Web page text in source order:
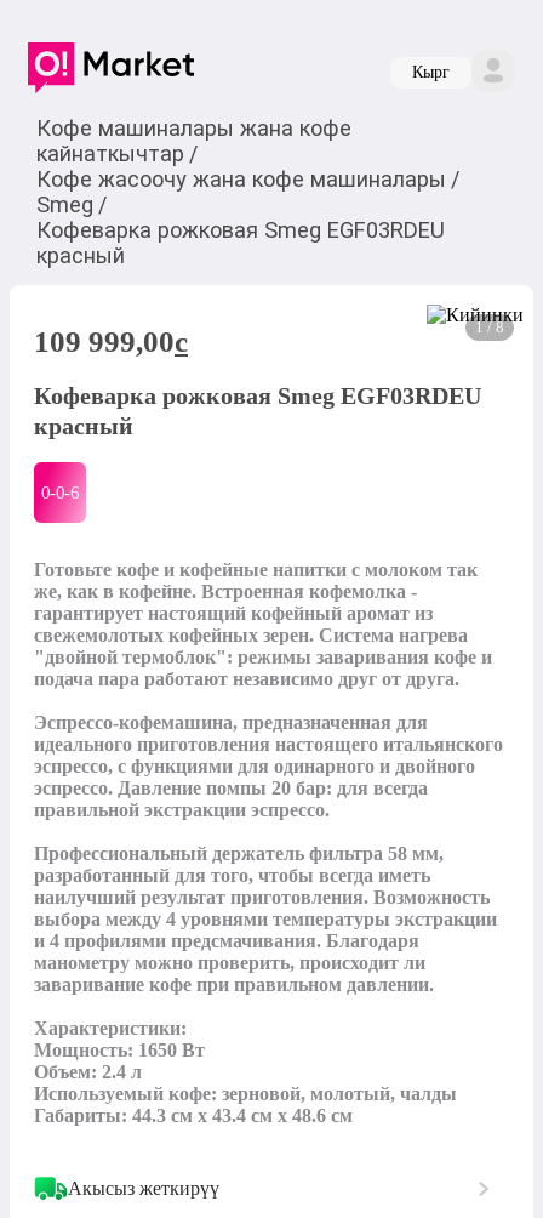
Кырг
Кофе машиналары жана кофе
кайнаткычтар /
Кофе жасоочу жана кофе машиналары /
Smeg /
Кофеварка рожковая Smeg EGF03RDEU
красный
1 / 8
109 999,00c
Кофеварка рожковая Smeg EGF03RDEU
красный
0-0-6
Готовьте кофе и кофейные напитки с молоком так
же, как в кофейне. Встроенная кофемолка -
гарантирует настоящий кофейный аромат из
свежемолотых кофейных зерен. Система нагрева
"двойной термоблок": режимы заваривания кофе и
подача пара работают независимо друг от друга.
Эспрессо-кофемашина, предназначенная для
идеального приготовления настоящего итальянского
эспрессо, с функциями для одинарного и двойного
эспрессо. Давление помпы 20 бар: для всегда
правильной экстракции эспрессо.
Профессиональный держатель фильтра 58 мм,
разработанный для того, чтобы всегда иметь
наилучший результат приготовления. Возможность
выбора между 4 уровнями температуры экстракции
и 4 профилями предсмачивания. Благодаря
манометру можно проверить, происходит ли
заваривание кофе при правильном давлении.
Характеристики:
Мощность: 1650 Вт
Объем: 2.4 л
Используемый кофе: зерновой, молотый, чалды
Габариты: 44.3 см x 43.4 см x 48.6 см
Акысыз жеткирүү